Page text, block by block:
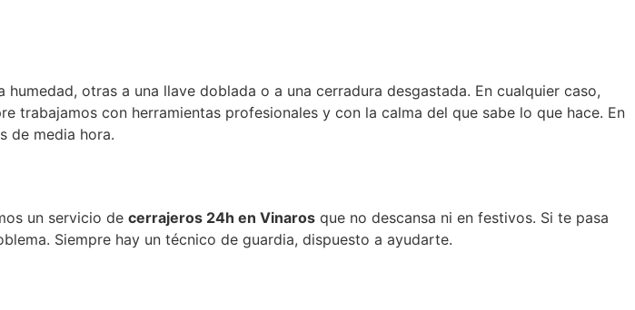
otras a una llave doblada o a una cerradura desgastada. En cualquier caso,
trabajamos con herramientas profesionales y con la calma del que sabe lo que hace. En
de media hora.
un servicio de cerrajeros 24h en Vinaros que no descansa ni en festivos. Si te pasa
Siempre hay un técnico de guardia, dispuesto a ayudarte.